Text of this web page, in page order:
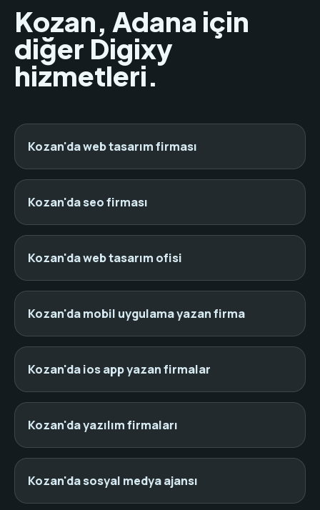
Kozan, Adana için
diğer Digixy
hizmetleri.
Kozan'da web tasarım firması
Kozan'da seo firması
Kozan'da web tasarım ofisi
Kozan'da mobil uygulama yazan firma
Kozan'da ios app yazan firmalar
Kozan'da yazılım firmaları
Kozan'da sosyal medya ajansı